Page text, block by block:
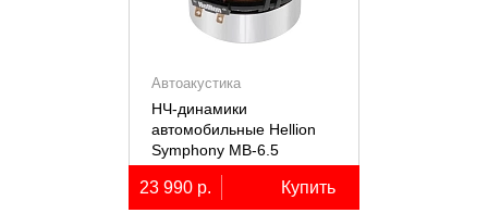
Автоакустика
НЧ-динамики
автомобильные Hellion
Symphony MB-6.5
23 990 р. Купить